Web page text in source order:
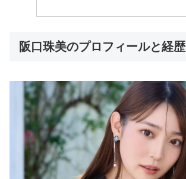
阪口珠美のプロフィールと経歴